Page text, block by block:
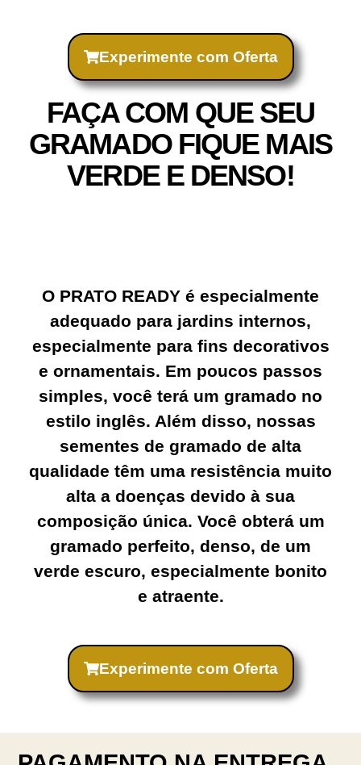
Experimente com Oferta
FAÇA COM QUE SEU
GRAMADO FIQUE MAIS
VERDE E DENSO!
O PRATO READY é especialmente
adequado para jardins internos,
especialmente para fins decorativos
e ornamentais. Em poucos passos
simples, você terá um gramado no
estilo inglês. Além disso, nossas
sementes de gramado de alta
qualidade têm uma resistência muito
alta a doenças devido à sua
composição única. Você obterá um
gramado perfeito, denso, de um
verde escuro, especialmente bonito
e atraente.
Experimente com Oferta